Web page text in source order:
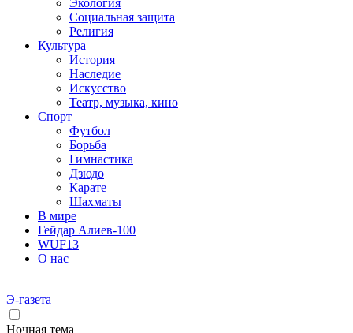
Экология
Социальная защита
Религия
Культура
История
Наследие
Искусство
Театр, музыка, кино
Спорт
Футбол
Борьба
Гимнастика
Дзюдо
Карате
Шахматы
В мире
Гейдар Алиев-100
WUF13
О нас
Э-газета
Ночная тема